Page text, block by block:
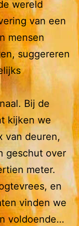
wereld
van een
mensen
suggereren
Bij de
kijken we
van deuren,
geschut over
meter.
en
vinden we
voldoende…